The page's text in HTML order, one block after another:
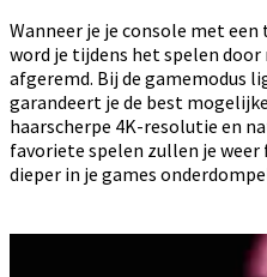
Wanneer je je console met
word je tijdens het spelen
afgeremd. Bij de gamemodus
garandeert je de best
haarscherpe 4K-resolutie en
favoriete spelen zullen je weer
dieper in je games